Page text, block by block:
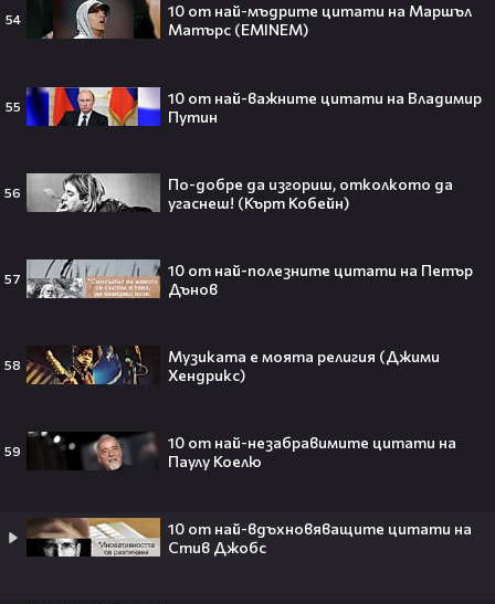
54
10 от най-мъдрите цитати на Маршъл
Матърс (EMINEM)
55
10 от най-важните цитати на Владимир
Путин
56
По-добре да изгориш, отколкото да
угаснеш! (Кърт Кобейн)
57
10 от най-полезните цитати на Петър
Дънов
58
Музиката е моята религия (Джими
Хендрикс)
59
10 от най-незабравимите цитати на
Паулу Коелю
10 от най-вдъхновяващите цитати на
Стив Джобс
Плати ли FIFA милиони на
интернет🤑💥
„Game of Thrones“ най-накрая
получава PC версията която
Топ 5 игри, които ще ти дадат
усещането за „Одисея“ на
Джъстин Бийбър ще пее на
Световното първенство по
футбол заедно с Мадона, Шакира